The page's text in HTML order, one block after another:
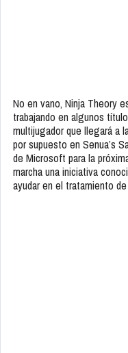
No en vano, Ninja Theory
trabajando en algunos
multijugador que llegará a
por supuesto en Senua’s
de Microsoft para la
marcha una iniciativa
ayudar en el tratamiento